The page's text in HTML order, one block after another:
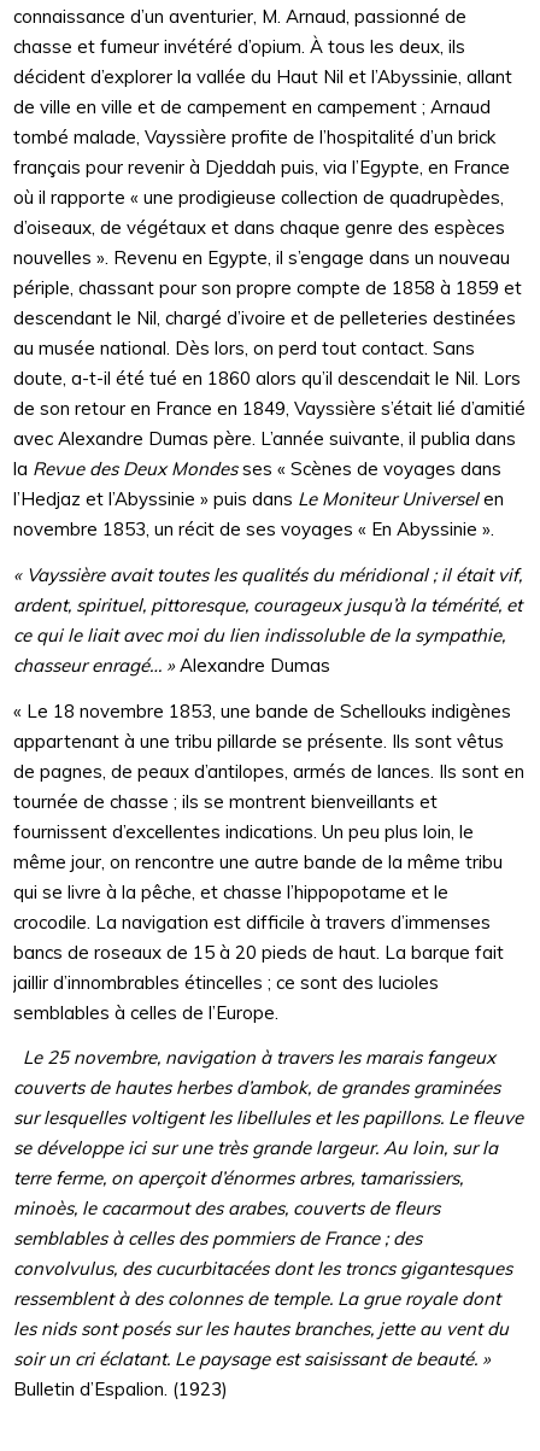
connaissance d’un aventurier, M. Arnaud, passionné de
chasse et fumeur invétéré d’opium. À tous les deux, ils
décident d’explorer la vallée du Haut Nil et l’Abyssinie, allant
de ville en ville et de campement en campement ; Arnaud
tombé malade, Vayssière profite de l’hospitalité d’un brick
français pour revenir à Djeddah puis, via l’Egypte, en France
où il rapporte « une prodigieuse collection de quadrupèdes,
d’oiseaux, de végétaux et dans chaque genre des espèces
nouvelles ». Revenu en Egypte, il s’engage dans un nouveau
périple, chassant pour son propre compte de 1858 à 1859 et
descendant le Nil, chargé d’ivoire et de pelleteries destinées
au musée national. Dès lors, on perd tout contact. Sans
doute, a-t-il été tué en 1860 alors qu’il descendait le Nil. Lors
de son retour en France en 1849, Vayssière s’était lié d’amitié
avec Alexandre Dumas père. L’année suivante, il publia dans
la Revue des Deux Mondesses « Scènes de voyages dans
l’Hedjaz et l’Abyssinie » puis dans Le Moniteur Universelen
novembre 1853, un récit de ses voyages « En Abyssinie ».
« Vayssière avait toutes les qualités du méridional ; il était vif,
ardent, spirituel, pittoresque, courageux jusqu’à la témérité, et
ce qui le liait avec moi du lien indissoluble de la sympathie,
chasseur enragé… » Alexandre Dumas
« Le 18 novembre 1853, une bande de Schellouks indigènes
appartenant à une tribu pillarde se présente. Ils sont vêtus
de pagnes, de peaux d’antilopes, armés de lances. Ils sont en
tournée de chasse ; ils se montrent bienveillants et
fournissent d’excellentes indications. Un peu plus loin, le
même jour, on rencontre une autre bande de la même tribu
qui se livre à la pêche, et chasse l’hippopotame et le
crocodile. La navigation est difficile à travers d’immenses
bancs de roseaux de 15 à 20 pieds de haut. La barque fait
jaillir d’innombrables étincelles ; ce sont des lucioles
semblables à celles de l’Europe.
Le 25 novembre, navigation à travers les marais fangeux
couverts de hautes herbes d’ambok, de grandes graminées
sur lesquelles voltigent les libellules et les papillons. Le fleuve
se développe ici sur une très grande largeur. Au loin, sur la
terre ferme, on aperçoit d’énormes arbres, tamarissiers,
minoès, le cacarmout des arabes, couverts de fleurs
semblables à celles des pommiers de France ; des
convolvulus, des cucurbitacées dont les troncs gigantesques
ressemblent à des colonnes de temple. La grue royale dont
les nids sont posés sur les hautes branches, jette au vent du
soir un cri éclatant. Le paysage est saisissant de beauté. »
Bulletin d’Espalion. (1923)